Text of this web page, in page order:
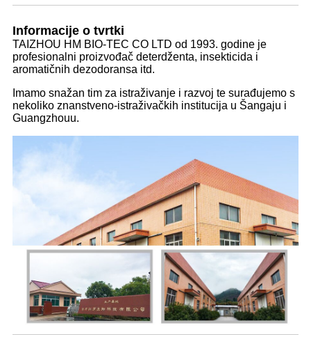
Informacije o tvrtki
TAIZHOU HM BIO-TEC CO LTD od 1993. godine je
profesionalni proizvođač deterdženta, insekticida i
aromatičnih dezodoransa itd.
Imamo snažan tim za istraživanje i razvoj te surađujemo s
nekoliko znanstveno-istraživačkih institucija u Šangaju i
Guangzhouu.